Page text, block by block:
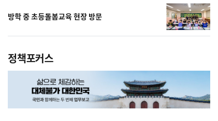
방학 중 초등돌봄교육 현장 방문
정책포커스